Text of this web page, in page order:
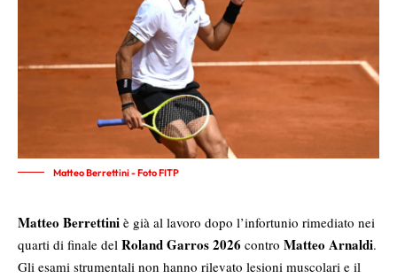
Matteo Berrettini - Foto FITP
Matteo Berrettini è già al lavoro dopo l’infortunio rimediato nei
quarti di finale del Roland Garros 2026 contro Matteo Arnaldi.
Gli esami strumentali non hanno rilevato lesioni muscolari e il